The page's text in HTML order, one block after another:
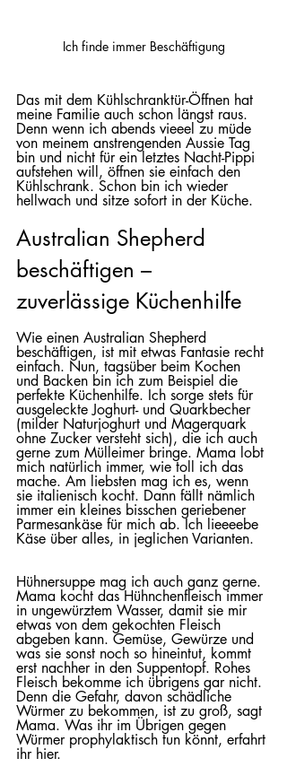
Ich finde immer Beschäftigung
Das mit dem Kühlschranktür-Öffnen hat
meine Familie auch schon längst raus.
Denn wenn ich abends vieeel zu müde
von meinem anstrengenden Aussie Tag
bin und nicht für ein letztes Nacht-Pippi
aufstehen will, öffnen sie einfach den
Kühlschrank. Schon bin ich wieder
hellwach und sitze sofort in der Küche.
Australian Shepherd
beschäftigen –
zuverlässige Küchenhilfe
Wie einen Australian Shepherd
beschäftigen, ist mit etwas Fantasie recht
einfach. Nun, tagsüber beim Kochen
und Backen bin ich zum Beispiel die
perfekte Küchenhilfe. Ich sorge stets für
ausgeleckte Joghurt- und Quarkbecher
(milder Naturjoghurt und Magerquark
ohne Zucker versteht sich), die ich auch
gerne zum Mülleimer bringe. Mama lobt
mich natürlich immer, wie toll ich das
mache. Am liebsten mag ich es, wenn
sie italienisch kocht. Dann fällt nämlich
immer ein kleines bisschen geriebener
Parmesankäse für mich ab. Ich lieeeebe
Käse über alles, in jeglichen Varianten.
Hühnersuppe mag ich auch ganz gerne.
Mama kocht das Hühnchenfleisch immer
in ungewürztem Wasser, damit sie mir
etwas von dem gekochten Fleisch
abgeben kann. Gemüse, Gewürze und
was sie sonst noch so hineintut, kommt
erst nachher in den Suppentopf. Rohes
Fleisch bekomme ich übrigens gar nicht.
Denn die Gefahr, davon schädliche
Würmer zu bekommen, ist zu groß, sagt
Mama. Was ihr im Übrigen gegen
Würmer prophylaktisch tun könnt, erfahrt
ihr hier.